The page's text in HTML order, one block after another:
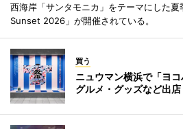
西海岸「サンタモニカ」をテーマにした
Sunset 2026」が開催されている。
買う
ニュウマン横浜で「ヨ
グルメ・グッズなど出店